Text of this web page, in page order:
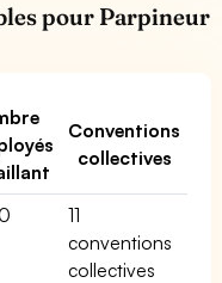
pour Parpineur
Conventions
collectives
11
conventions
collectives